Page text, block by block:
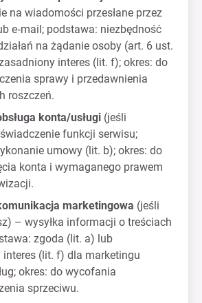
na wiadomości przesłane przez
e‑mail; podstawa: niezbędność
na żądanie osoby (art. 6 ust.
interes (lit. f); okres: do
sprawy i przedawnienia
roszczeń.
konta/usługi (jeśli
funkcji serwisu;
umowy (lit. b); okres: do
konta i wymaganego prawem
marketingowa (jeśli
– wysyłka informacji o treściach
zgoda (lit. a) lub
interes (lit. f) dla marketingu
okres: do wycofania
sprzeciwu.